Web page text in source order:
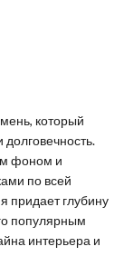
который
долговечность.
фоном и
по всей
придает глубину
популярным
интерьера и